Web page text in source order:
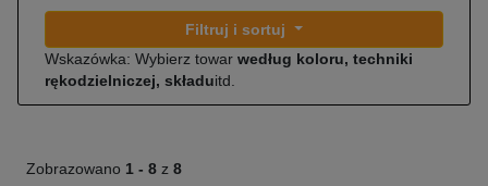
Filtruj i sortuj
Wskazówka: Wybierz towar według koloru, techniki
rękodzielniczej, składuitd.
Zobrazowano 1 - 8 z 8